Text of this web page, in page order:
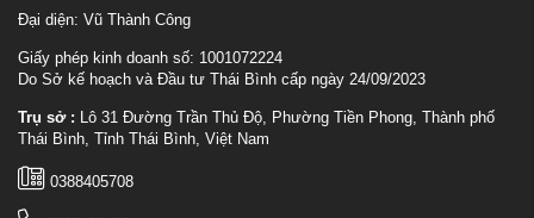
Đại diện: Vũ Thành Công
Giấy phép kinh doanh số: 1001072224
Do Sở kế hoạch và Đầu tư Thái Bình cấp ngày 24/09/2023
Trụ sở : Lô 31 Đường Trần Thủ Độ, Phường Tiền Phong, Thành phố
Thái Bình, Tỉnh Thái Bình, Việt Nam
0388405708